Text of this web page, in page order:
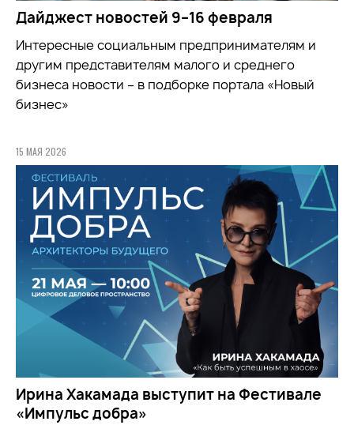
Дайджест новостей 9–16 февраля
Интересные социальным предпринимателям и
другим представителям малого и среднего
бизнеса новости – в подборке портала «Новый
бизнес»
15 МАЯ 2026
Ирина Хакамада выступит на Фестивале
«Импульс добра»